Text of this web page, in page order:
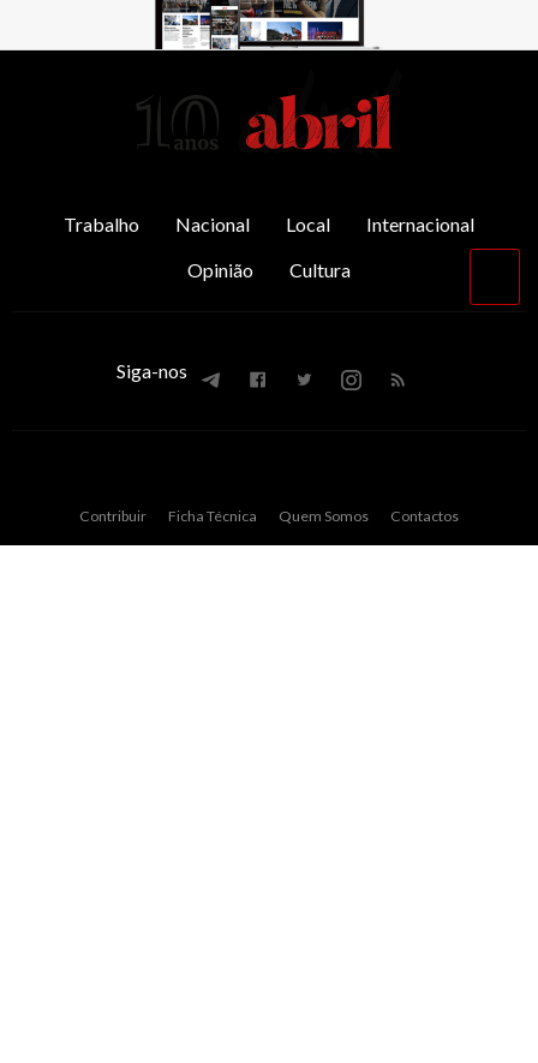
Trabalho Nacional Local
Internacional
Opinião
Cultura
Siga-nos
Contribuir Ficha Técnica Quem Somos Contactos